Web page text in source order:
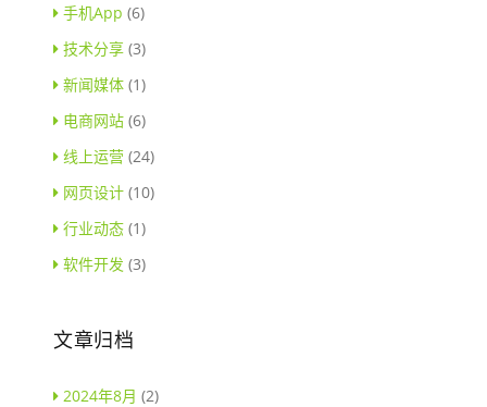
手机App (6)
技术分享 (3)
新闻媒体 (1)
电商网站 (6)
线上运营 (24)
网页设计 (10)
行业动态 (1)
软件开发 (3)
文章归档
2024年8月 (2)